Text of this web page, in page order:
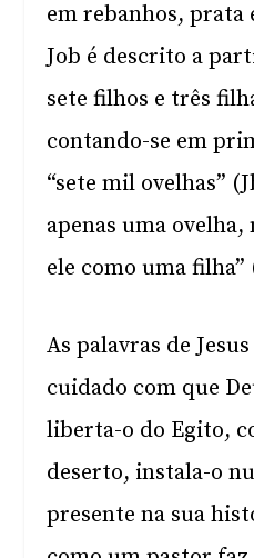
em rebanhos, prata
Job é descrito a
sete filhos e três
contando-se em
“sete mil ovelhas”
apenas uma ovelha,
ele como uma filha”
As palavras de
cuidado com que
liberta-o do Egito,
deserto, instala-o
presente na sua